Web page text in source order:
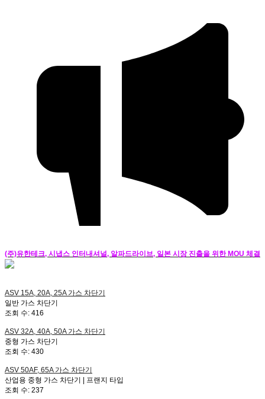
(주)유한테크, 시냅스 인터내셔널, 알파드라이브, 일본 시장 진출을 위한 MOU 체결
ASV 15A, 20A, 25A가스 차단기
일반 가스 차단기
조회 수: 416
ASV 32A, 40A, 50A가스 차단기
중형 가스 차단기
조회 수: 430
ASV 50AF, 65A가스 차단기
산업용 중형 가스 차단기 | 프랜지 타입
조회 수: 237